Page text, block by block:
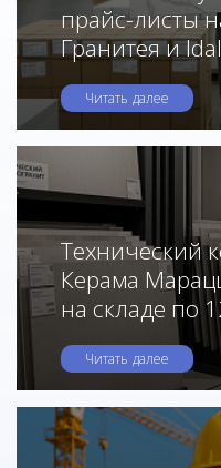
прайс-листы
Гранитея и
Читать далее
Технический
Керама
на складе по
Читать далее